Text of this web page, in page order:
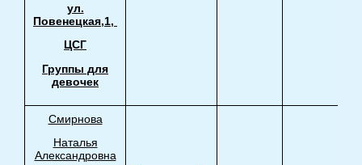
ул.
Повенецкая,1,
ЦСГ
Группы для
девочек
Смирнова
Наталья
Александровна